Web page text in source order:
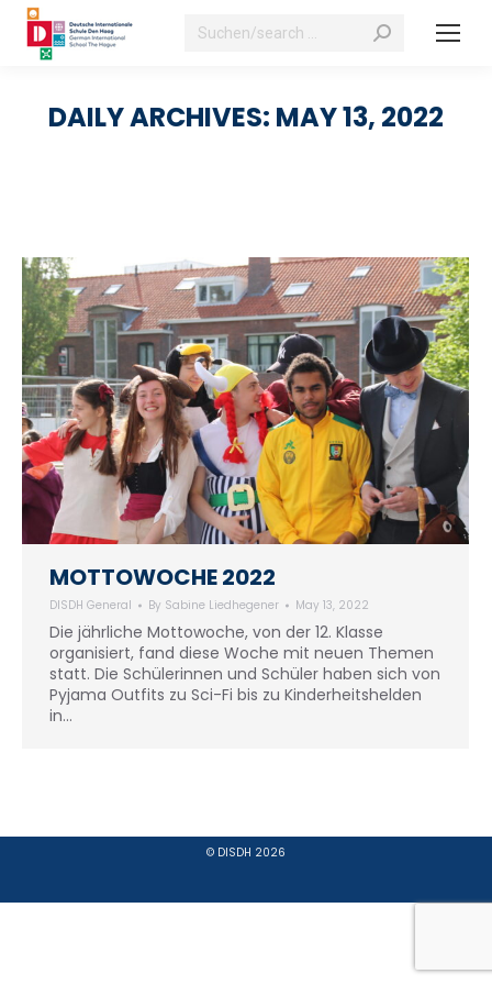
Search:
DAILY ARCHIVES: MAY 13, 2022
MOTTOWOCHE 2022
DISDH General By Sabine Liedhegener May 13, 2022
Die jährliche Mottowoche, von der 12. Klasse
organisiert, fand diese Woche mit neuen Themen
statt. Die Schülerinnen und Schüler haben sich von
Pyjama Outfits zu Sci-Fi bis zu Kinderheitshelden
in…
© DISDH 2026